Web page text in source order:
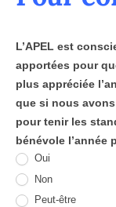
L’APEL est
apportées pour
plus appréciée
que si nous
pour tenir les
bénévole l’année
Oui
Non
Peut-être